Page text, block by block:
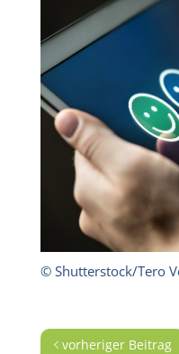
© Shutterstock/Tero
vorheriger Beitrag